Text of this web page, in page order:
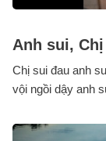
Anh sui,
Chị sui đau anh
vội ngồi dậy anh